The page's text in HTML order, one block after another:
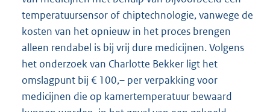
temperatuursensor of chiptechnologie, vanwege de
kosten van het opnieuw in het proces brengen
alleen rendabel is bij vrij dure medicijnen. Volgens
het onderzoek van Charlotte Bekker ligt het
omslagpunt bij € 100,– per verpakking voor
medicijnen die op kamertemperatuur bewaard